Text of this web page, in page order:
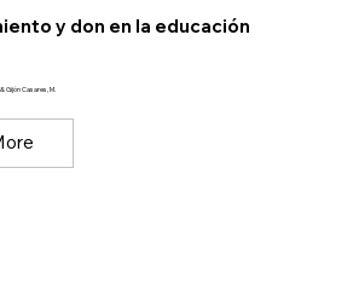
y don en la educación
Gijón Casares, M.